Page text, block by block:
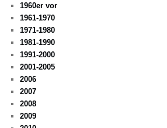
1960er vor
1961-1970
1971-1980
1981-1990
1991-2000
2001-2005
2006
2007
2008
2009